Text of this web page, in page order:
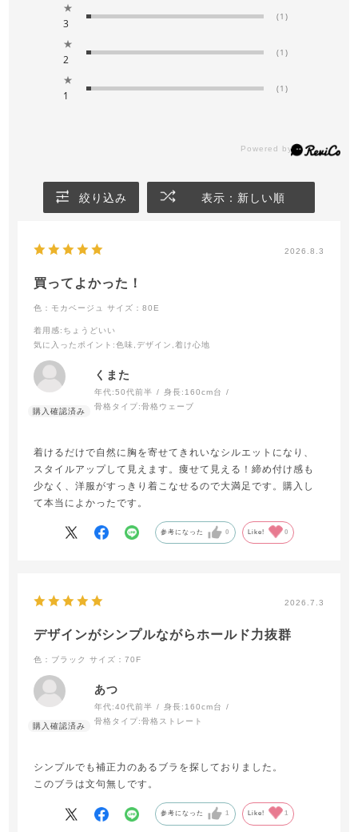
★
3
(1)
★
2
(1)
★
1
(1)
絞り込み 表示：新しい順
2026.8.3
買ってよかった！
色：モカベージュ サイズ：80E
着用感:ちょうどいい
気に入ったポイント :色味,デザイン,着け心地
くまた
年代:50代前半 身長: 160cm台
骨格タイプ:骨格ウェーブ
着けるだけで自然に胸を寄せてきれいなシルエットになり、
スタイルアップして見えます。痩せて見える！締め付け感も
少なく、洋服がすっきり着こなせるので大満足です。購入し
て本当によかったです。
参考になった 0 Like! 0
2026.7.3
デザインがシンプルながらホールド力抜群
色：ブラック サイズ：70F
あつ
年代:40代前半 身長: 160cm台
骨格タイプ:骨格ストレート
シンプルでも補正力のあるブラを探しておりました。
このブラは文句無しです。
参考になった 1 Like! 1